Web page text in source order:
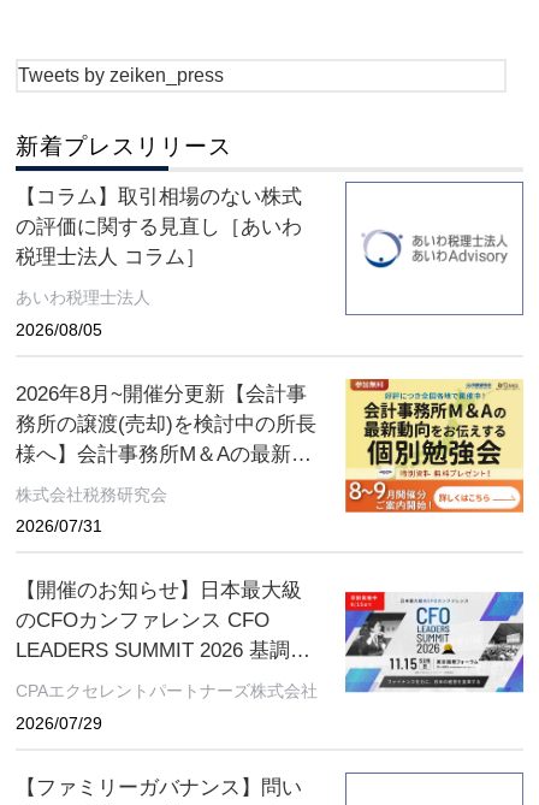
Tweets by zeiken_press
新着プレスリリース
【コラム】取引相場のない株式
の評価に関する見直し［あいわ
税理士法人 コラム］
あいわ税理士法人
2026/08/05
2026年8月~開催分更新【会計事
務所の譲渡(売却)を検討中の所長
様へ】会計事務所M＆Aの最新動
向をお伝えする無料個別勉強会
（限定特典付き）にぜひご参加
地で開催中！～
株式会社税務研究会
2026/07/31
【開催のお知らせ】日本最大級
のCFOカンファレンス CFO
LEADERS SUMMIT 2026 基調講
演にソフトバンクグループCFO
CPAエクセレントパートナーズ株式会社
2026/07/29
【ファミリーガバナンス】問い